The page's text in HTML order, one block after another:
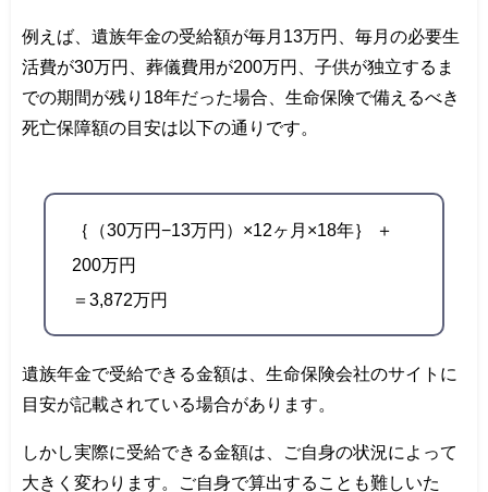
例えば、遺族年金の受給額が毎月13万円、毎月の必要生
活費が30万円、葬儀費用が200万円、子供が独立するま
での期間が残り18年だった場合、生命保険で備えるべき
死亡保障額の目安は以下の通りです。
｛（30万円−13万円）×12ヶ月×18年｝ ＋
200万円
＝3,872万円
遺族年金で受給できる金額は、生命保険会社のサイトに
目安が記載されている場合があります。
しかし実際に受給できる金額は、ご自身の状況によって
大きく変わります。ご自身で算出することも難しいた